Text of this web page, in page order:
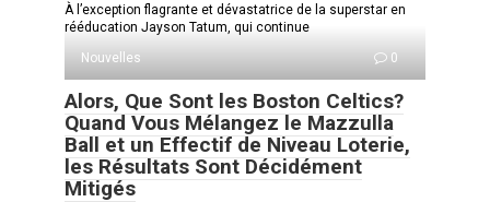
À l’exception flagrante et dévastatrice de la superstar en
rééducation Jayson Tatum, qui continue
Nouvelles
0
Alors, Que Sont les Boston Celtics?
Quand Vous Mélangez le Mazzulla
Ball et un Effectif de Niveau Loterie,
les Résultats Sont Décidément
Mitigés